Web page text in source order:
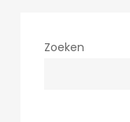
Zoeken